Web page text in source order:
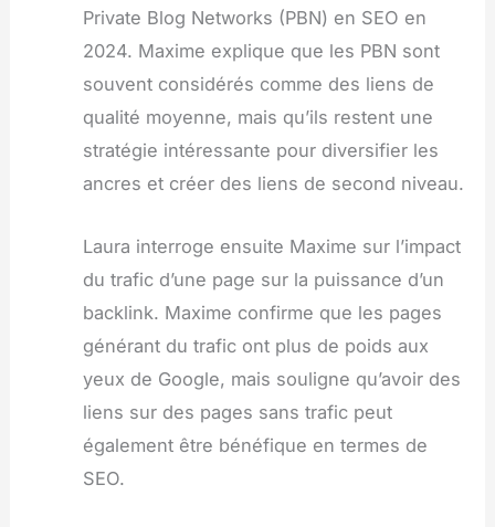
Private Blog Networks (PBN) en SEO en
2024. Maxime explique que les PBN sont
souvent considérés comme des liens de
qualité moyenne, mais qu’ils restent une
stratégie intéressante pour diversifier les
ancres et créer des liens de second niveau.
Laura interroge ensuite Maxime sur l’impact
du trafic d’une page sur la puissance d’un
backlink. Maxime confirme que les pages
générant du trafic ont plus de poids aux
yeux de Google, mais souligne qu’avoir des
liens sur des pages sans trafic peut
également être bénéfique en termes de
SEO.